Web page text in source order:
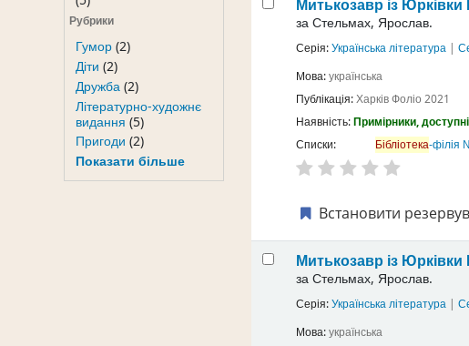
Рубрики
Гумор(2)
Діти (2)
Дружба(2)
Літературно-художнє
видання (5)
Пригоди (2)
Показати більше
Митькозавр із Юрківки
заСтельмах, Ярослав.
Серія:Українська література|
Мова:українська
Публікація:ХарківФоліо 2021
Наявність:Примірники,
Списки:
Бібліотека-філія
Встановити
Митькозавр із Юрківки
заСтельмах, Ярослав.
Серія:Українська література|
Мова:українська